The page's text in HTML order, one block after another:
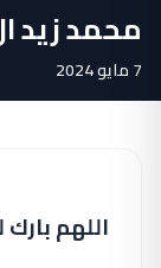
محمد زيد
7 مايو 2024
اللهم